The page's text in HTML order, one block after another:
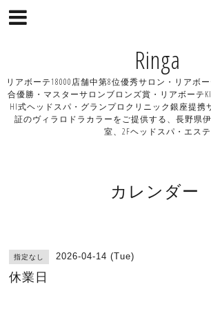
Ringa
リアボーテ18000店舗中第8位優秀サロン・リアボ
合優勝・マスターサロンブロンズ賞・リアボーテ
HI式ヘッドスパ・グランプロクリニック銀座提携
証のヴィラロドラカラーをご提供する、長野県
室、2Fヘッドスパ・エステ
カレンダー
指定なし 2026-04-14 (Tue)
休業日